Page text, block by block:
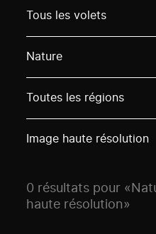
Tous les volets
Nature
Toutes les régions
Image haute résolution
0 résultats pour
haute résolution»